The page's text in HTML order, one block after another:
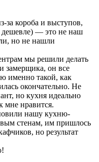
за короба и выступов,
дешевле) — это не наш
но не нашли
мы решили делать
замерщика, он все
именно такой, как
окончательно. Не
но кухня идеально
мне нравится.
нашу кухню-
стенам, им пришлось
но результат